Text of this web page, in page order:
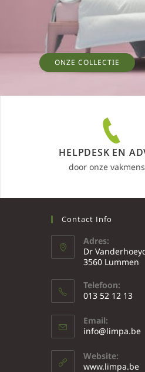
ONZE COLLECTIE
HELPDESK EN
door onze
Contact Info
Adres:
Dr
3560 Lummen
Telefoon:
013 52 12 13
Email:
info@limpa.be
Website:
www.limpa.be